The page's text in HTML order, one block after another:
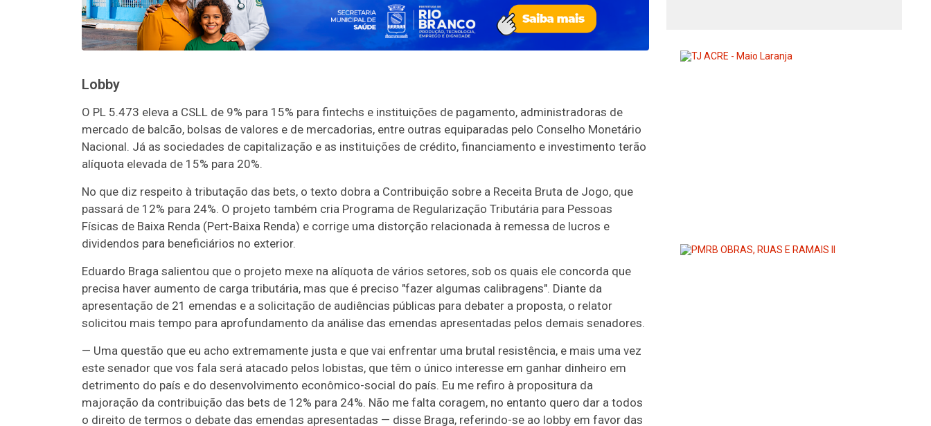
Lobby
O PL 5.473 eleva a CSLL de 9% para 15% para fintechs e instituições de pagamento, administradoras de
mercado de balcão, bolsas de valores e de mercadorias, entre outras equiparadas pelo Conselho Monetário
Nacional. Já as sociedades de capitalização e as instituições de crédito, financiamento e investimento terão
alíquota elevada de 15% para 20%.
No que diz respeito à tributação das bets, o texto dobra a Contribuição sobre a Receita Bruta de Jogo, que
passará de 12% para 24%. O projeto também cria Programa de Regularização Tributária para Pessoas
Físicas de Baixa Renda (Pert-Baixa Renda) e corrige uma distorção relacionada à remessa de lucros e
dividendos para beneficiários no exterior.
Eduardo Braga salientou que o projeto mexe na alíquota de vários setores, sob os quais ele concorda que
precisa haver aumento de carga tributária, mas que é preciso "fazer algumas calibragens". Diante da
apresentação de 21 emendas e a solicitação de audiências públicas para debater a proposta, o relator
solicitou mais tempo para aprofundamento da análise das emendas apresentadas pelos demais senadores.
— Uma questão que eu acho extremamente justa e que vai enfrentar uma brutal resistência, e mais uma vez
este senador que vos fala será atacado pelos lobistas, que têm o único interesse em ganhar dinheiro em
detrimento do país e do desenvolvimento econômico-social do país. Eu me refiro à propositura da
majoração da contribuição das bets de 12% para 24%. Não me falta coragem, no entanto quero dar a todos
o direito de termos o debate das emendas apresentadas — disse Braga, referindo-se ao lobby em favor das